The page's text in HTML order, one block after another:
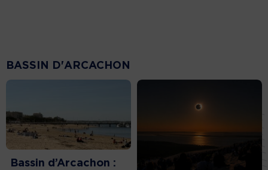
BASSIN D'ARCACHON
Bassin d’Arcachon :